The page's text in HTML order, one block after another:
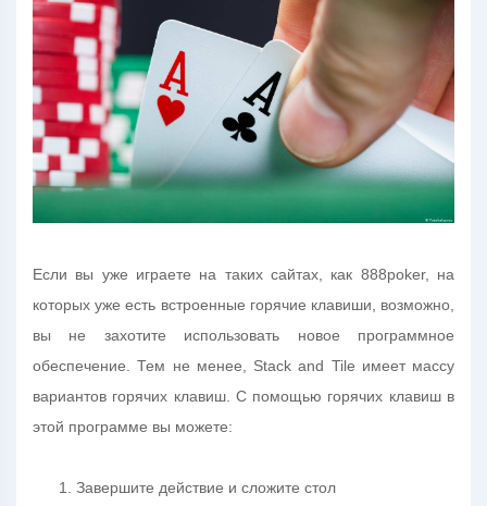
Если вы уже играете на таких сайтах, как 888poker, на
которых уже есть встроенные горячие клавиши, возможно,
вы не захотите использовать новое программное
обеспечение. Тем не менее, Stack and Tile имеет массу
вариантов горячих клавиш. С помощью горячих клавиш в
этой программе вы можете:
Завершите действие и сложите стол